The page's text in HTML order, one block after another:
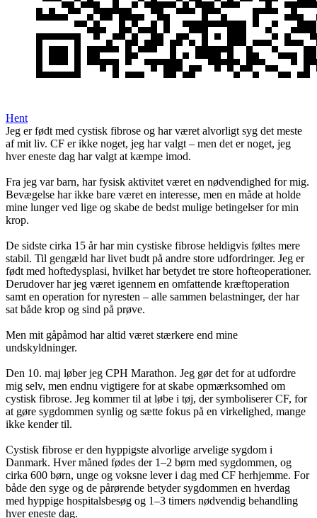
Hent
Jeg er født med cystisk fibrose og har været alvorligt syg det meste
af mit liv. CF er ikke noget, jeg har valgt – men det er noget, jeg
hver eneste dag har valgt at kæmpe imod.
Fra jeg var barn, har fysisk aktivitet været en nødvendighed for mig.
Bevægelse har ikke bare været en interesse, men en måde at holde
mine lunger ved lige og skabe de bedst mulige betingelser for min
krop.
De sidste cirka 15 år har min cystiske fibrose heldigvis føltes mere
stabil. Til gengæld har livet budt på andre store udfordringer. Jeg er
født med hoftedysplasi, hvilket har betydet tre store hofteoperationer.
Derudover har jeg været igennem en omfattende kræftoperation
samt en operation for nyresten – alle sammen belastninger, der har
sat både krop og sind på prøve.
Men mit gåpåmod har altid været stærkere end mine
undskyldninger.
Den 10. maj løber jeg CPH Marathon. Jeg gør det for at udfordre
mig selv, men endnu vigtigere for at skabe opmærksomhed om
cystisk fibrose. Jeg kommer til at løbe i tøj, der symboliserer CF, for
at gøre sygdommen synlig og sætte fokus på en virkelighed, mange
ikke kender til.
Cystisk fibrose er den hyppigste alvorlige arvelige sygdom i
Danmark. Hver måned fødes der 1–2 børn med sygdommen, og
cirka 600 børn, unge og voksne lever i dag med CF herhjemme. For
både den syge og de pårørende betyder sygdommen en hverdag
med hyppige hospitalsbesøg og 1–3 timers nødvendig behandling
hver eneste dag.